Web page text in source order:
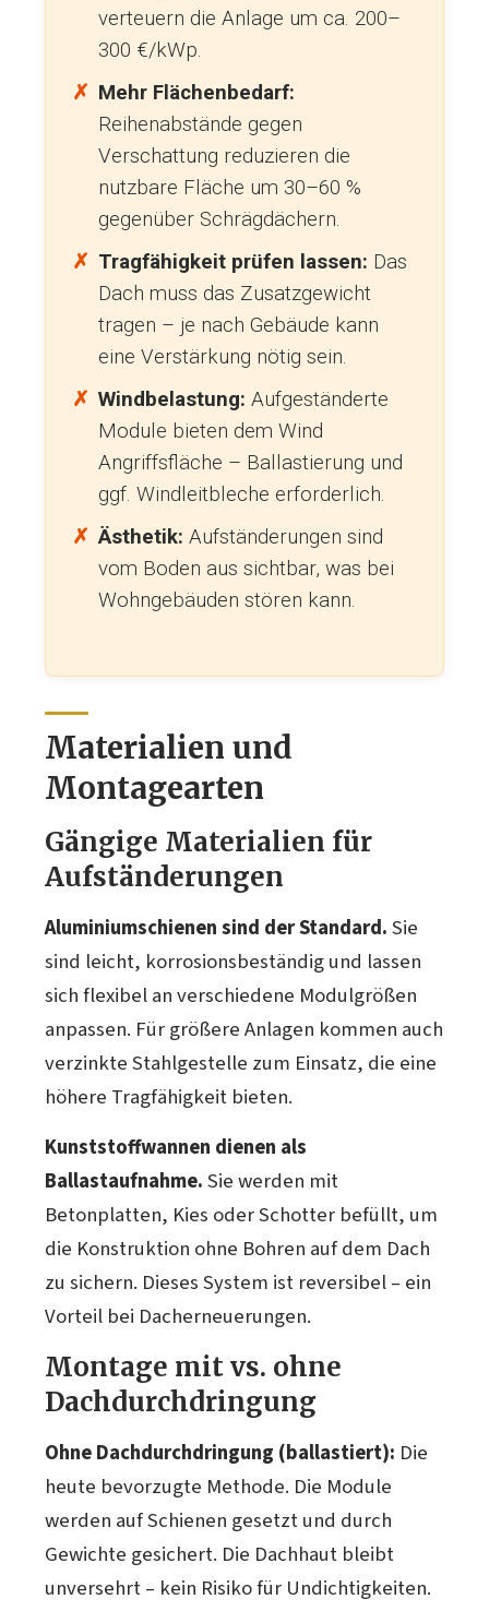
verteuern die Anlage um ca. 200–
300 €/kWp.
Mehr Flächenbedarf:
Reihenabstände gegen
Verschattung reduzieren die
nutzbare Fläche um 30–60 %
gegenüber Schrägdächern.
Tragfähigkeit prüfen lassen: Das
Dach muss das Zusatzgewicht
tragen – je nach Gebäude kann
eine Verstärkung nötig sein.
Windbelastung: Aufgeständerte
Module bieten dem Wind
Angriffsfläche – Ballastierung und
ggf. Windleitbleche erforderlich.
Ästhetik: Aufständerungen sind
vom Boden aus sichtbar, was bei
Wohngebäuden stören kann.
Materialien und
Montagearten
Gängige Materialien für
Aufständerungen
Aluminiumschienen sind der Standard.Sie
sind leicht, korrosionsbeständig und lassen
sich flexibel an verschiedene Modulgrößen
anpassen. Für größere Anlagen kommen auch
verzinkte Stahlgestelle zum Einsatz, die eine
höhere Tragfähigkeit bieten.
Kunststoffwannen dienen als
Ballastaufnahme.Sie werden mit
Betonplatten, Kies oder Schotter befüllt, um
die Konstruktion ohne Bohren auf dem Dach
zu sichern. Dieses System ist reversibel – ein
Vorteil bei Dacherneuerungen.
Montage mit vs. ohne
Dachdurchdringung
Ohne Dachdurchdringung (ballastiert): Die
heute bevorzugte Methode. Die Module
werden auf Schienen gesetzt und durch
Gewichte gesichert. Die Dachhaut bleibt
unversehrt – kein Risiko für Undichtigkeiten.